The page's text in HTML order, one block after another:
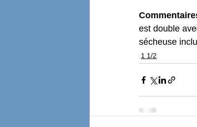
est double
sécheuse
1 1/2